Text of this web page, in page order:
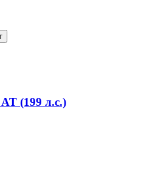
(199 л.с.)